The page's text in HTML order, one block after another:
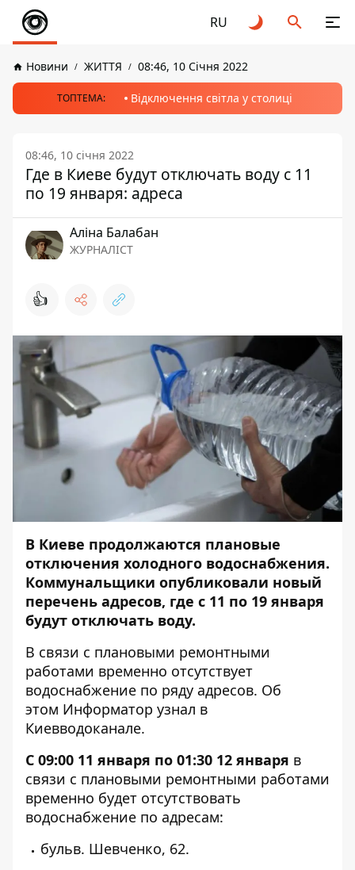
RU
Новини ЖИТТЯ 08:46, 10 Січня 2022
ТОПТЕМА: Відключення світла у столиці
08:46, 10 січня 2022
Где в Киеве будут отключать воду с 11
по 19 января: адреса
Аліна Балабан
ЖУРНАЛІСТ
👍
В Киеве продолжаются плановые
отключения холодного водоснабжения.
Коммунальщики опубликовали новый
перечень адресов, где с 11 по 19 января
будут отключать воду.
В связи с плановыми ремонтными
работами временно отсутствует
водоснабжение по ряду адресов. Об
этом Информатор узнал в
Киевводоканале.
С 09:00 11 января по 01:30 12 января в
связи с плановыми ремонтными работами
временно будет отсутствовать
водоснабжение по адресам:
бульв. Шевченко, 62.